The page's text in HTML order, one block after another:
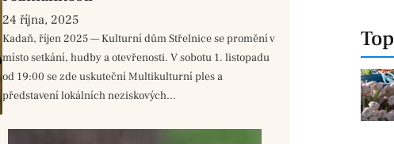
24 října, 2025
Kadaň, říjen 2025 — Kulturní dům Střelnice se promění v
místo setkání, hudby a otevřenosti. V sobotu 1. listopadu
od 19:00 se zde uskuteční Multikulturní ples a
představení lokálních neziskových...